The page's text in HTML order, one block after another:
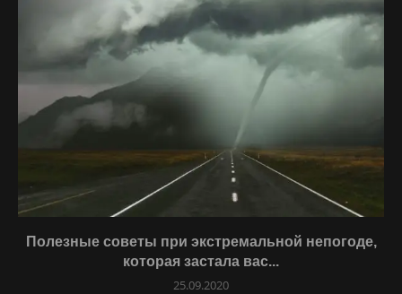
Полезные советы при экстремальной непогоде,
которая застала вас...
25.09.2020